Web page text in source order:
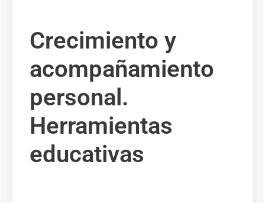
Crecimiento y
acompañamiento
personal.
Herramientas
educativas